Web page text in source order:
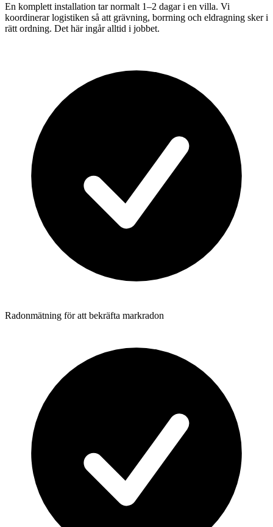
En komplett installation tar normalt 1–2 dagar i en villa. Vi
koordinerar logistiken så att grävning, borrning och eldragning sker i
rätt ordning. Det här ingår alltid i jobbet.
Radonmätning för att bekräfta markradon